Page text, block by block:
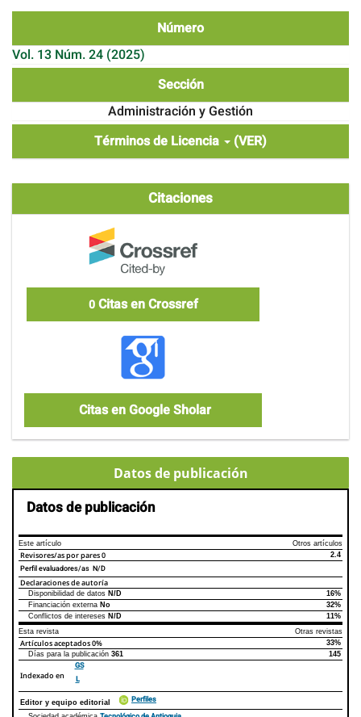
Número
Vol. 13 Núm. 24 (2025)
Sección
Administración y Gestión
Términos de Licencia
(VER)
Citaciones
0Citas en Crossref
Citas en Google Sholar
Datos de publicación
Datos de publicación
Este artículo Otros artículos
Revisores/as por pares0 2.4
Perfil evaluadores/as N/D
Declaraciones de autoría
Declaraciones de autoríaEste artículo
Disponibilidad de datos N/D
16%
Financiación externa No
32%
Conflictos de intereses N/D
11%
Esta revista
Otras revistas
Artículos aceptados0%
33%
Días para la publicación 361 145
Indexado en
GS
L
Editor y equipo editorial Perfiles